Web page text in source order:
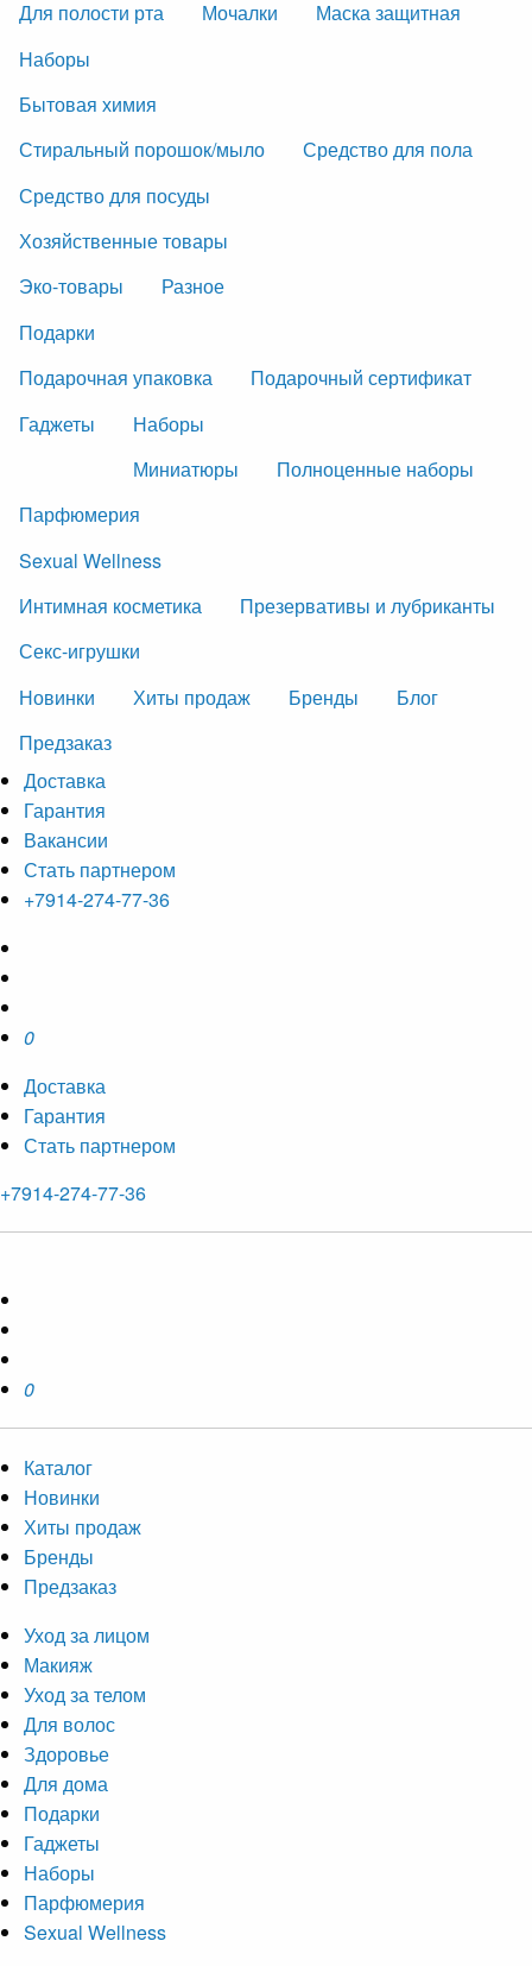
Для полости рта Мочалки
Маска защитная
Наборы
Бытовая химия
Стиральный порошок/мыло
Средство для пола
Средство для посуды
Хозяйственные товары
Эко-товары
Разное
Подарки
Подарочная упаковка
Подарочный сертификат
Гаджеты
Наборы
Миниатюры
Полноценные наборы
Парфюмерия
Sexual Wellness
Интимная косметика
Презервативы и лубриканты
Секс-игрушки
Новинки
Хиты продаж Бренды
Блог
Предзаказ
Доставка
Гарантия
Вакансии
Стать партнером
+7914-274-77-36
0
Доставка
Гарантия
Стать партнером
+7914-274-77-36
0
Каталог
Новинки
Хиты продаж
Бренды
Предзаказ
Уход за лицом
Макияж
Уход за телом
Для волос
Здоровье
Для дома
Подарки
Гаджеты
Наборы
Парфюмерия
Sexual Wellness